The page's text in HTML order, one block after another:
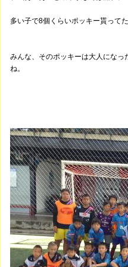
多い子で8個くらいポッキー貰って
みんな、そのポッキーは大人にな
ね。